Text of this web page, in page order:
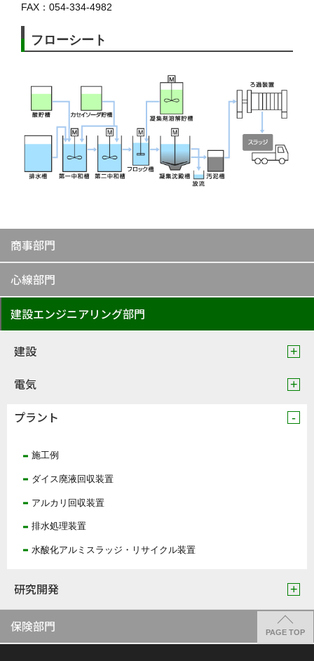
FAX：054-334-4982
フローシート
商事部門
心線部門
建設エンジニアリング部門
建設
電気
プラント
施工例
ダイス廃液回収装置
アルカリ回収装置
排水処理装置
水酸化アルミスラッジ・リサイクル装置
研究開発
保険部門 PAGE TOP